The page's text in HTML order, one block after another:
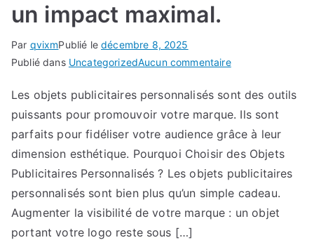
un impact maximal.
Par qvixmPublié ledécembre 8, 2025
Publié dans UncategorizedAucun commentairesur
essentielles
pour
un
impact
maximal.
Les objets publicitaires personnalisés sont des outils
puissants pour promouvoir votre marque. Ils sont
parfaits pour fidéliser votre audience grâce à leur
dimension esthétique. Pourquoi Choisir des Objets
Publicitaires Personnalisés ? Les objets publicitaires
personnalisés sont bien plus qu’un simple cadeau.
Augmenter la visibilité de votre marque : un objet
portant votre logo reste sous […]